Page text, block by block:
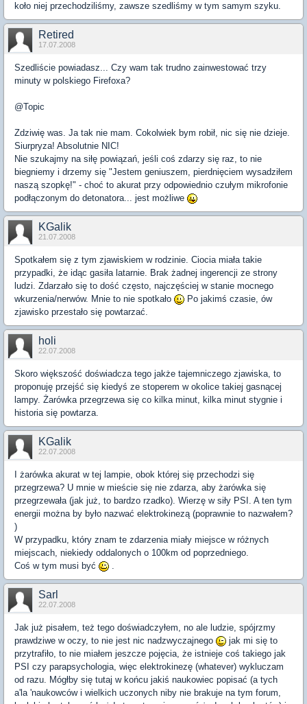
koło niej przechodziliśmy, zawsze szedliśmy w tym samym szyku.
Retired
17.07.2008
Szedliście powiadasz... Czy wam tak trudno zainwestować trzy
minuty w polskiego Firefoxa?
@Topic
Zdziwię was. Ja tak nie mam. Cokolwiek bym robił, nic się nie dzieje.
Siurpryza! Absolutnie NIC!
Nie szukajmy na siłę powiązań, jeśli coś zdarzy się raz, to nie
biegniemy i drzemy się "Jestem geniuszem, pierdnięciem wysadziłem
naszą szopkę!" - choć to akurat przy odpowiednio czułym mikrofonie
podłączonym do detonatora... jest możliwe
KGalik
21.07.2008
Spotkałem się z tym zjawiskiem w rodzinie. Ciocia miała takie
przypadki, że idąc gasiła latarnie. Brak żadnej ingerencji ze strony
ludzi. Zdarzało się to dość często, najczęściej w stanie mocnego
wkurzenia/nerwów. Mnie to nie spotkało
Po jakimś czasie, ów
zjawisko przestało się powtarzać.
holi
22.07.2008
Skoro większość doświadcza tego jakże tajemniczego zjawiska, to
proponuję przejść się kiedyś ze stoperem w okolice takiej gasnącej
lampy. Żarówka przegrzewa się co kilka minut, kilka minut stygnie i
historia się powtarza.
KGalik
22.07.2008
I żarówka akurat w tej lampie, obok której się przechodzi się
przegrzewa? U mnie w mieście się nie zdarza, aby żarówka się
przegrzewała (jak już, to bardzo rzadko). Wierzę w siły PSI. A ten tym
energii można by było nazwać elektrokinezą (poprawnie to nazwałem?
)
W przypadku, który znam te zdarzenia miały miejsce w różnych
miejscach, niekiedy oddalonych o 100km od poprzedniego.
Coś w tym musi być
.
Sarl
22.07.2008
Jak już pisałem, też tego doświadczyłem, no ale ludzie, spójrzmy
prawdziwe w oczy, to nie jest nic nadzwyczajnego
jak mi się to
przytrafiło, to nie miałem jeszcze pojęcia, że istnieje coś takiego jak
PSI czy parapsychologia, więc elektrokinezę (whatever) wykluczam
od razu. Mógłby się tutaj w końcu jakiś naukowiec popisać (a tych
a'la 'naukowców i wielkich uczonych niby nie brakuje na tym forum,